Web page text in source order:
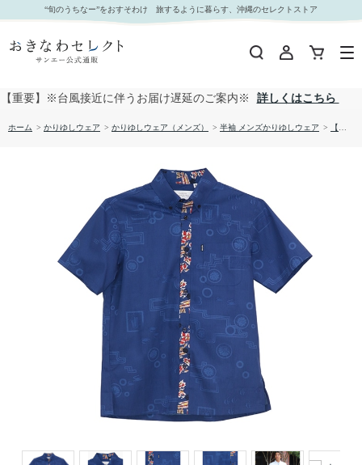
【送料無料】マリン・リュウキュウ かりゆしウェア P-GSM53013S｜おきなわセレクト サンエ
ー公式通販
“旬のうちなー”をおすそわけ 旅するように暮らす、沖縄のセレクトストア
【重要】※台風接近に伴うお届け遅延のご案内※ 詳しくはこちら
ホーム > かりゆしウェア > かりゆしウェア（メンズ） > 半袖 メンズかりゆしウェア > 【送料無料】マリン・リュウキュウ かりゆしウェア P-GSM53013S
Prev